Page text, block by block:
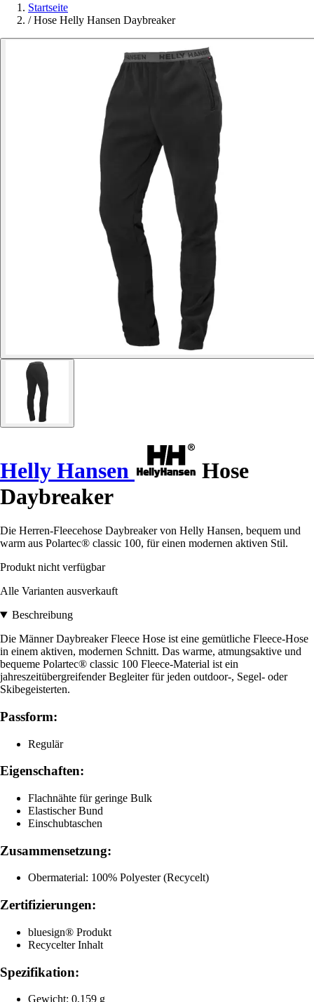
Startseite
/ Hose Helly Hansen Daybreaker
Helly Hansen
Hose
Daybreaker
Die Herren-Fleecehose Daybreaker von Helly Hansen, bequem und
warm aus Polartec® classic 100, für einen modernen aktiven Stil.
Produkt nicht verfügbar
Alle Varianten ausverkauft
Beschreibung
Die Männer Daybreaker Fleece Hose ist eine gemütliche Fleece-Hose
in einem aktiven, modernen Schnitt. Das warme, atmungsaktive und
bequeme Polartec® classic 100 Fleece-Material ist ein
jahreszeitübergreifender Begleiter für jeden outdoor-, Segel- oder
Skibegeisterten.
Passform:
Regulär
Eigenschaften:
Flachnähte für geringe Bulk
Elastischer Bund
Einschubtaschen
Zusammensetzung:
Obermaterial: 100% Polyester (Recycelt)
Zertifizierungen:
bluesign® Produkt
Recycelter Inhalt
Spezifikation:
Gewicht: 0,159 g